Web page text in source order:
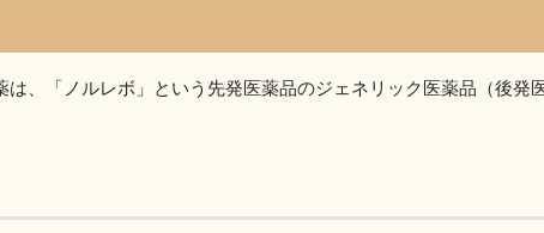
、「ノルレボ」という先発医薬品のジェネリック医薬品（後発